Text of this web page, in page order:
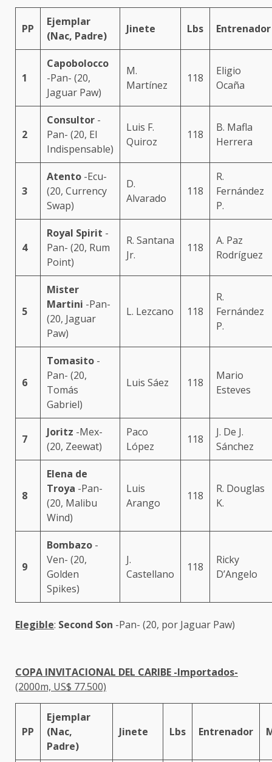
PP
Ejemplar
(Nac, Padre)
Jinete Lbs Entrenador
1
Capobolocco
-Pan- (20,
Jaguar Paw)
M.
Martínez
118
Eligio
Ocaña
2
Consultor -
Pan- (20, El
Indispensable)
Luis F.
Quiroz
118
B. Mafla
Herrera
3
Atento -Ecu-
(20, Currency
Swap)
D.
Alvarado
118
R.
Fernández
P.
4
Royal Spirit -
Pan- (20, Rum
Point)
R. Santana
Jr.
118
A. Paz
Rodríguez
5
Mister
Martini -Pan-
(20, Jaguar
Paw)
L. Lezcano 118
R.
Fernández
P.
6
Tomasito -
Pan- (20,
Tomás
Gabriel)
Luis Sáez 118
Mario
Esteves
7
Joritz -Mex-
(20, Zeewat)
Paco
López
118
J. De J.
Sánchez
8
Elena de
Troya -Pan-
(20, Malibu
Wind)
Luis
Arango
118
R. Douglas
K.
9
Bombazo -
Ven- (20,
Golden
Spikes)
J.
Castellano
118
Ricky
D’Angelo
Elegible: Second Son -Pan- (20, por Jaguar Paw)
COPA INVITACIONAL DEL CARIBE -Importados-
(2000m, US$ 77.500)
PP
Ejemplar
(Nac,
Padre)
Jinete Lbs Entrenador